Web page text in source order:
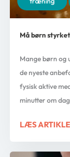
Må børn
Mange børn og
de nyeste
fysisk aktive
minutter om
aktiv livsstil […]
LÆS